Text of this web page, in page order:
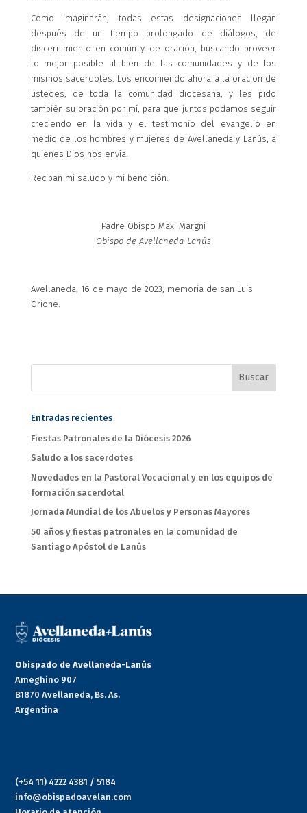
Como imaginarán, todas estas designaciones llegan
después de un tiempo prolongado de diálogos, de
discernimiento en común y de oración, buscando proveer
lo mejor posible al bien de las comunidades y de los
mismos sacerdotes. Los encomiendo ahora a la oración de
ustedes, de toda la comunidad diocesana, y les pido
también su oración por mí, para que juntos podamos seguir
creciendo en la vida y el testimonio del evangelio en
medio de los hombres y mujeres de Avellaneda y Lanús, a
quienes Dios nos envía.
Reciban mi saludo y mi bendición.
Padre Obispo Maxi Margni
Obispo de Avellaneda-Lanús
Avellaneda, 16 de mayo de 2023, memoria de san Luis
Orione.
Entradas recientes
Fiestas Patronales de la Diócesis 2026
Saludo a los sacerdotes
Novedades en la Pastoral Vocacional y en los equipos de
formación sacerdotal
Jornada Mundial de los Abuelos y Personas Mayores
50 años y fiestas patronales en la comunidad de
Santiago Apóstol de Lanús
Obispado de Avellaneda-Lanús
Ameghino 907
B1870 Avellaneda, Bs. As.
Argentina
(+54 11) 4222 4381 / 5184
info@obispadoavelan.com